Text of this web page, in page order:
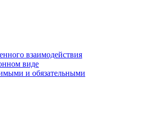
взаимодействия
виде
и обязательными